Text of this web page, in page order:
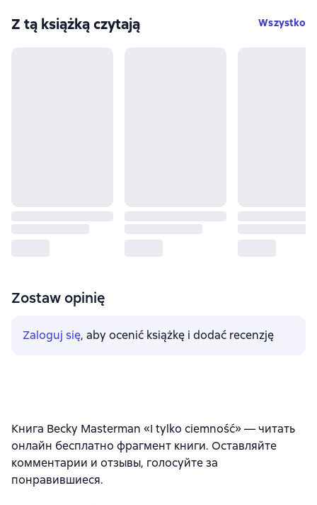
Z tą książką czytają Wszystko
Zostaw opinię
Zaloguj się, aby ocenić książkę i dodać recenzję
Книга Becky Masterman «I tylko ciemność» — читать
онлайн бесплатно фрагмент книги. Оставляйте
комментарии и отзывы, голосуйте за
понравившиеся.